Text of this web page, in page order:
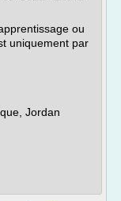
ou
uniquement par
Jordan